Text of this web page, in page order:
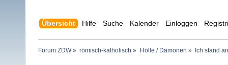
Übersicht Hilfe Suche Kalender Einloggen
Forum ZDW» römisch-katholisch » Hölle / Dämonen » Ich stand